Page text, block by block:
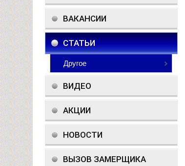
ВАКАНСИИ
СТАТЬИ
Другое
ВИДЕО
АКЦИИ
НОВОСТИ
ВЫЗОВ ЗАМЕРЩИКА